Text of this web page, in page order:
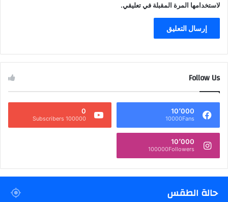
لاستخدامها المرة المقبلة في تعليقي.
Follow Us
10٬000
10000Fans
0
100000 Subscribers
10٬000
100000Followers
حالة الطقس